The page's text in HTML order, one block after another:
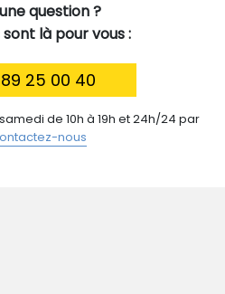
question ?
là pour vous :
25 00 40
de 10h à 19h et 24h/24 par
nous